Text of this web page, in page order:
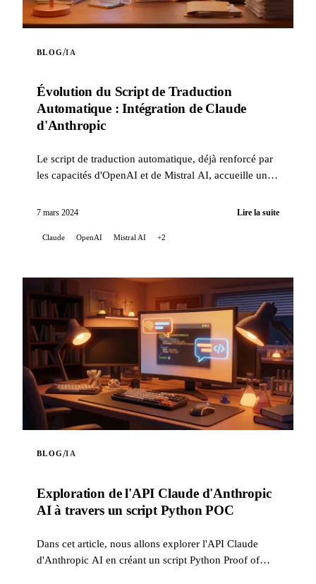
BLOG/IA
Évolution du Script de Traduction
Automatique : Intégration de Claude
d'Anthropic
Le script de traduction automatique, déjà renforcé par
les capacités d'OpenAI et de Mistral AI, accueille une
7 mars 2024 Lire la suite
Claude OpenAI Mistral AI +2
BLOG/IA
Exploration de l'API Claude d'Anthropic
AI à travers un script Python POC
Dans cet article, nous allons explorer l'API Claude
d'Anthropic AI en créant un script Python Proof of